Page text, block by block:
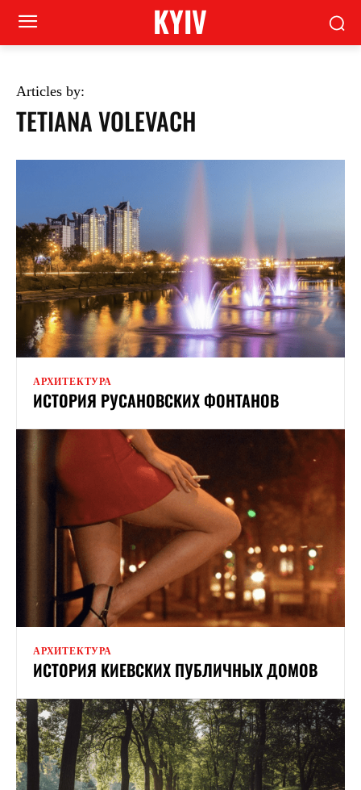
KYIV
Articles by:
TETIANA VOLEVACH
АРХИТЕКТУРА
ИСТОРИЯ РУСАНОВСКИХ ФОНТАНОВ
АРХИТЕКТУРА
ИСТОРИЯ КИЕВСКИХ ПУБЛИЧНЫХ ДОМОВ